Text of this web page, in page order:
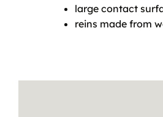
large contact
reins made from